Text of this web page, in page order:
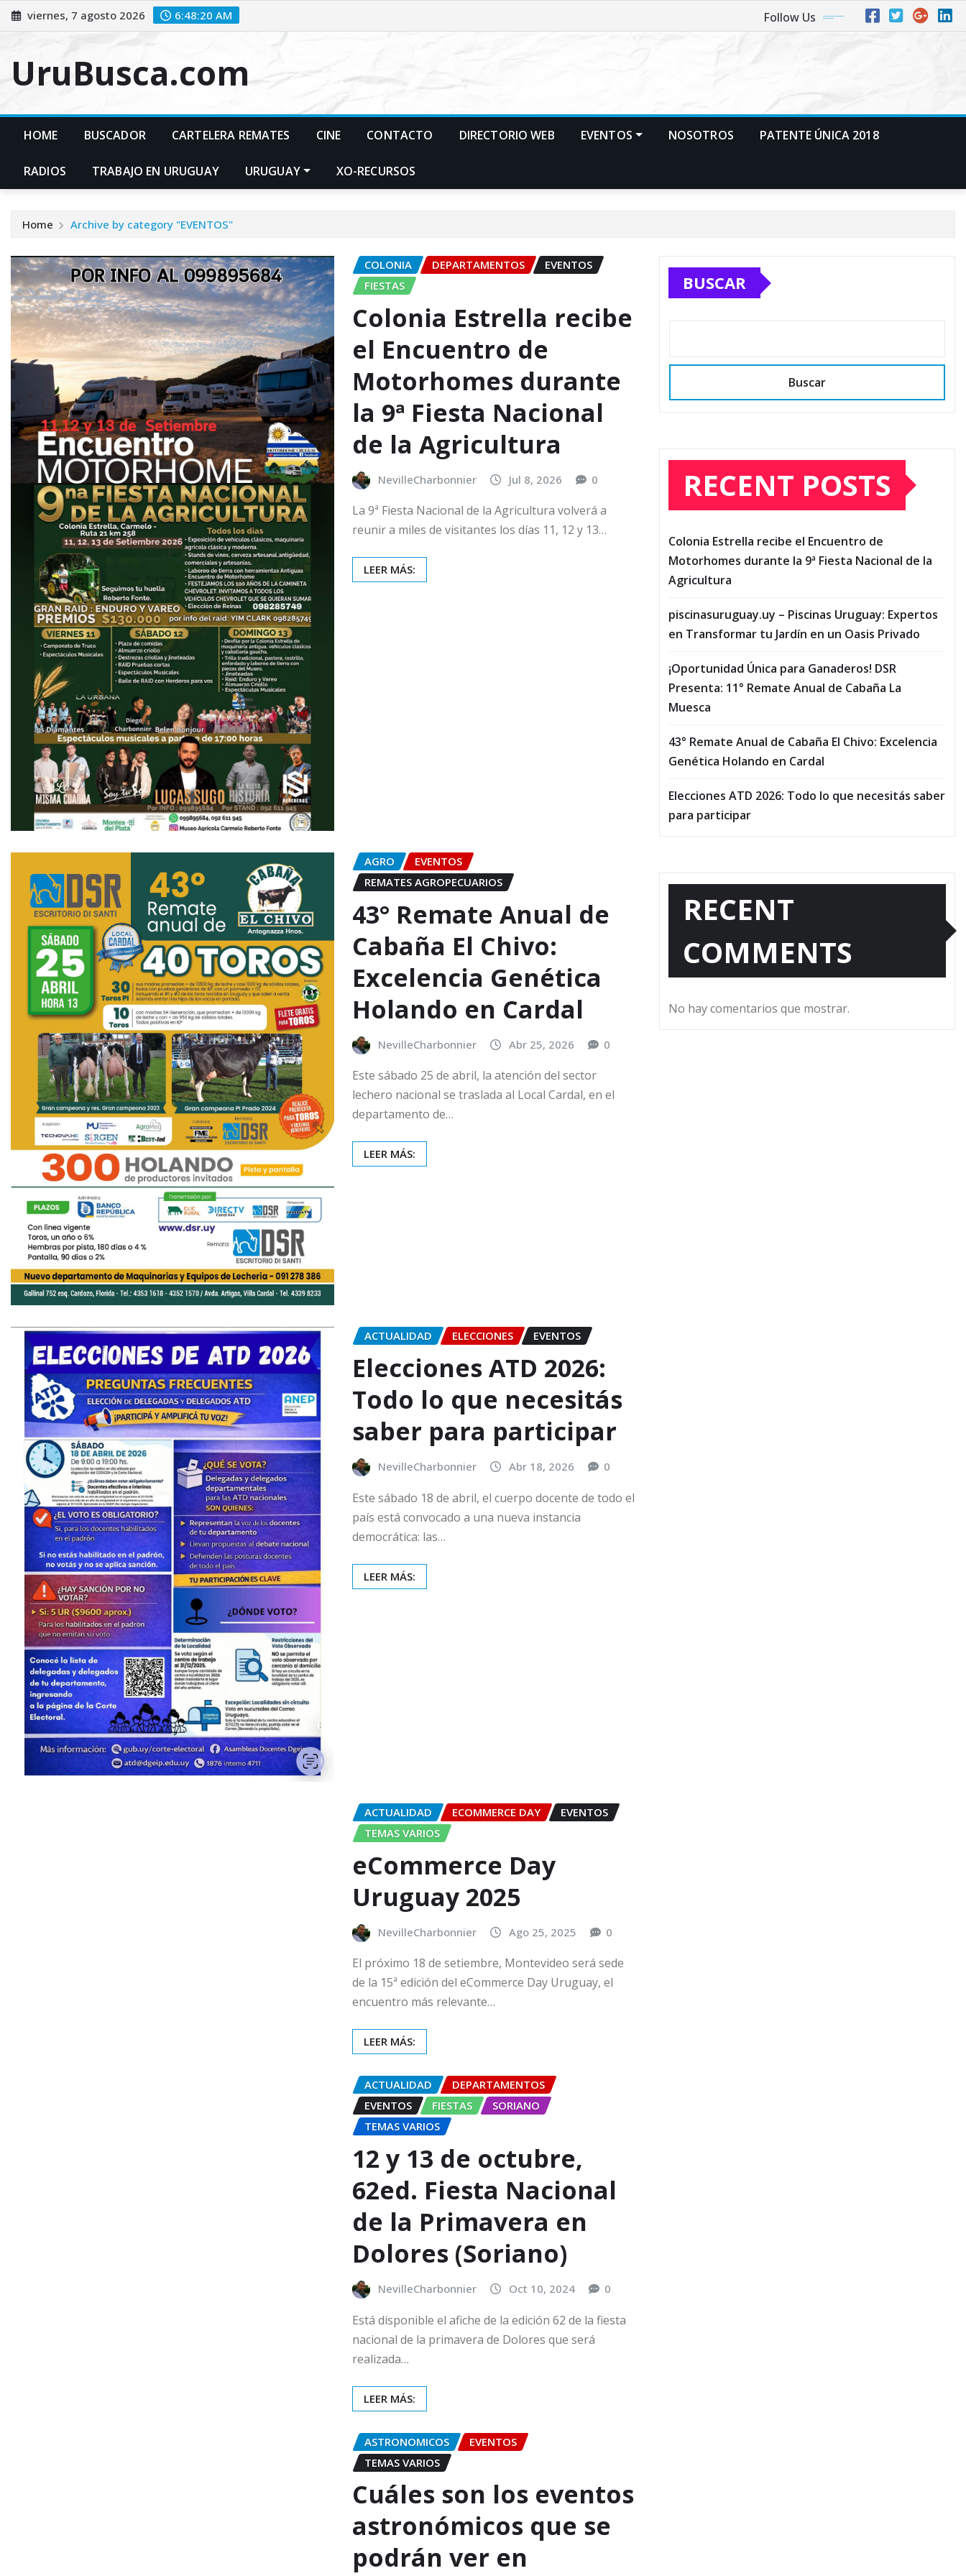
Skip
to
viernes, 7 agosto 2026 6:48:21 AM Follow Us
UruBusca.com
HOME BUSCADOR CARTELERA REMATES CINE CONTACTO DIRECTORIO WEB EVENTOS NOSOTROS PATENTE ÚNICA 2018
RADIOS TRABAJO EN URUGUAY URUGUAY XO-RECURSOS
Home Archive by category "EVENTOS"
COLONIA DEPARTAMENTOS
EVENTOS
FIESTAS
Colonia Estrella recibe
el Encuentro de
Motorhomes durante
la 9ª Fiesta Nacional
de la Agricultura
NevilleCharbonnier Jul 8, 2026 0
La 9ª Fiesta Nacional de la Agricultura volverá a
reunir a miles de visitantes los días 11, 12 y 13…
LEER MÁS:
AGRO
EVENTOS
REMATES AGROPECUARIOS
43° Remate Anual de
Cabaña El Chivo:
Excelencia Genética
Holando en Cardal
NevilleCharbonnier Abr 25, 2026 0
Este sábado 25 de abril, la atención del sector
lechero nacional se traslada al Local Cardal, en el
departamento de…
LEER MÁS:
ACTUALIDAD ELECCIONES EVENTOS
Elecciones ATD 2026:
Todo lo que necesitás
saber para participar
NevilleCharbonnier Abr 18, 2026 0
Este sábado 18 de abril, el cuerpo docente de todo el
país está convocado a una nueva instancia
democrática: las…
LEER MÁS:
ACTUALIDAD ECOMMERCE DAY
EVENTOS
TEMAS VARIOS
eCommerce Day
Uruguay 2025
NevilleCharbonnier Ago 25, 2025 0
El próximo 18 de setiembre, Montevideo será sede
de la 15ª edición del eCommerce Day Uruguay, el
encuentro más relevante…
LEER MÁS:
ACTUALIDAD
DEPARTAMENTOS
EVENTOS
FIESTAS
SORIANO
TEMAS VARIOS
12 y 13 de octubre,
62ed. Fiesta Nacional
de la Primavera en
Dolores (Soriano)
NevilleCharbonnier Oct 10, 2024 0
Está disponible el afiche de la edición 62 de la fiesta
nacional de la primavera de Dolores que será
realizada…
LEER MÁS:
ASTRONOMICOS
EVENTOS
TEMAS VARIOS
Cuáles son los eventos
astronómicos que se
podrán ver en
BUSCAR
Buscar
RECENT POSTS
Colonia Estrella recibe el Encuentro de
Motorhomes durante la 9ª Fiesta Nacional de la
Agricultura
piscinasuruguay.uy – Piscinas Uruguay: Expertos
en Transformar tu Jardín en un Oasis Privado
¡Oportunidad Única para Ganaderos! DSR
Presenta: 11° Remate Anual de Cabaña La
Muesca
43° Remate Anual de Cabaña El Chivo: Excelencia
Genética Holando en Cardal
Elecciones ATD 2026: Todo lo que necesitás saber
para participar
RECENT
COMMENTS
No hay comentarios que mostrar.